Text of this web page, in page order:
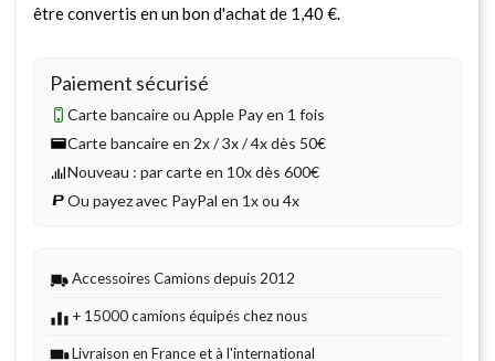
être convertis en un bon d'achat de 1,40 €.
Paiement sécurisé
Carte bancaire ou Apple Pay en 1 fois
Carte bancaire en 2x / 3x / 4x dès 50€
Nouveau : par carte en 10x dès 600€
Ou payez avec PayPal en 1x ou 4x
Accessoires Camions depuis 2012
+ 15000 camions équipés chez nous
Livraison en France et à l'international